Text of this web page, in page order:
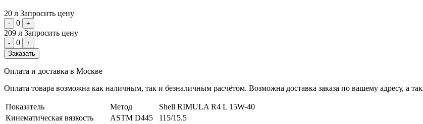
20 л Запросить цену
- 0 +
209 л Запросить цену
- 0
+
Заказать
Оплата и доставка в Москве
Оплата товара возможна как наличным, так и безналичным расчётом. Возможна доставка заказа по вашему адресу, а
Показатель Метод
Shell RIMULA R4 L 15W-40
Кинематическая вязкость
ASTM D445
115/15.5